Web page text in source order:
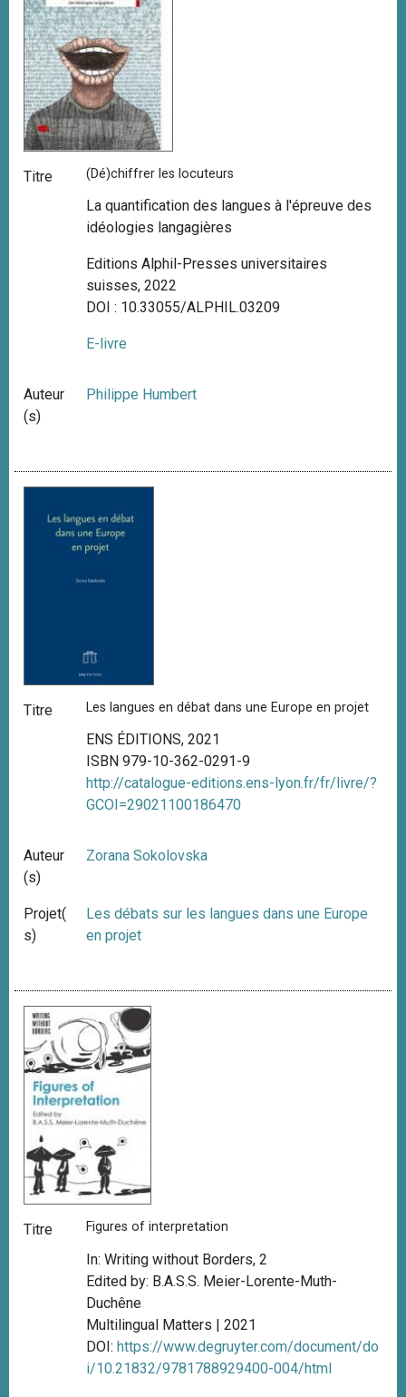
Titre (Dé)chiffrer les locuteurs
La quantification des langues à l'épreuve des
idéologies langagières
Editions Alphil-Presses universitaires
suisses, 2022
DOI : 10.33055/ALPHIL.03209
E-livre
Auteur
(s)
Philippe Humbert
Titre Les langues en débat dans une Europe en projet
ENS ÉDITIONS, 2021
ISBN 979-10-362-0291-9
http://catalogue-editions.ens-lyon.fr/fr/livre/?
GCOI=29021100186470
Auteur
(s)
Zorana Sokolovska
Projet(
s)
Les débats sur les langues dans une Europe
en projet
Titre Figures of interpretation
In: Writing without Borders, 2
Edited by: B.A.S.S. Meier-Lorente-Muth-
Duchêne
Multilingual Matters | 2021
DOI:https://www.degruyter.com/document/do
i/10.21832/9781788929400-004/html